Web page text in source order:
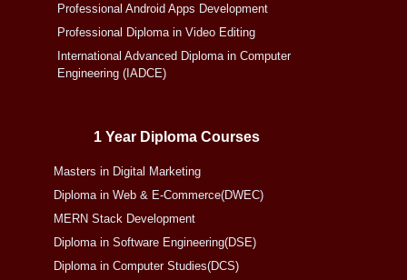
Professional Android Apps Development
Professional Diploma in Video Editing
International Advanced Diploma in Computer
Engineering (IADCE)
1 Year Diploma Courses
Masters in Digital Marketing
Diploma in Web & E-Commerce(DWEC)
MERN Stack Development
Diploma in Software Engineering(DSE)
Diploma in Computer Studies(DCS)